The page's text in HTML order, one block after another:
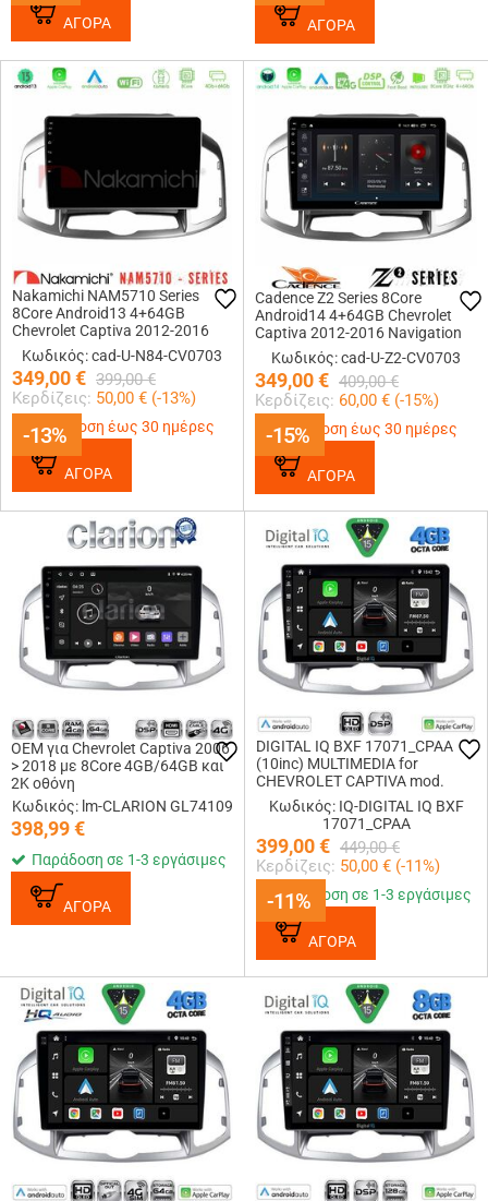
ΑΓΟΡΑ ΑΓΟΡΑ
-13%
Nakamichi NAM5710 Series
8Core Android13 4+64GB
Chevrolet Captiva 2012-2016
Navigation Multimedia Tablet 9
Κωδικός: cad-U-N84-CV0703
349,00€ 399,00 €
Κερδίζεις: 50,00 € (-13%)
-13%
Παράδοση έως 30 ημέρες
ΑΓΟΡΑ
-15%
Cadence Z2 Series 8Core
Android14 4+64GB Chevrolet
Captiva 2012-2016 Navigation
Multimedia Tablet 9 Με Carplay
& Android Auto
Κωδικός: cad-U-Z2-CV0703
349,00€ 409,00 €
Κερδίζεις: 60,00 € (-15%)
-15%
Παράδοση έως 30 ημέρες
ΑΓΟΡΑ
OEM για Chevrolet Captiva 2006
> 2018 με 8Core 4GB/64GB και
2Κ οθόνη
Κωδικός: lm-CLARION GL74109
398,99€
Παράδοση σε 1-3 εργάσιμες
ΑΓΟΡΑ -11%
DIGITAL IQ BXF 17071_CPAA
(10inc) MULTIMEDIA for
CHEVROLET CAPTIVA mod.
2012-2018
Κωδικός: IQ-DIGITAL IQ BXF
17071_CPAA
399,00€ 449,00 €
Κερδίζεις: 50,00 € (-11%)
-11%
Παράδοση σε 1-3 εργάσιμες
ΑΓΟΡΑ